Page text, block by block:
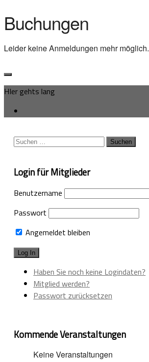
Buchungen
Leider keine Anmeldungen mehr möglich.
HIer gehts lang
Suchen
Login für Mitglieder
Benutzername
Passwort
Angemeldet bleiben
Haben Sie noch keine Logindaten?
Mitglied werden?
Passwort zurücksetzen
Kommende Veranstaltungen
Keine Veranstaltungen